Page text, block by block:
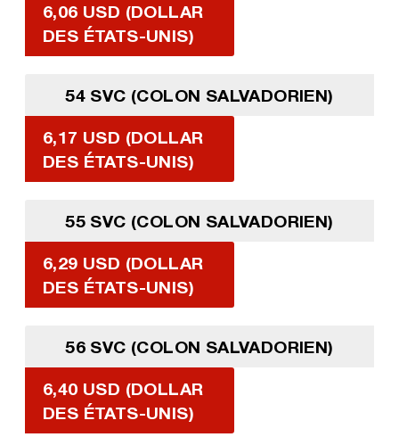
6,06 USD (DOLLAR
DES ÉTATS-UNIS)
54 SVC (COLON SALVADORIEN)
6,17 USD (DOLLAR
DES ÉTATS-UNIS)
55 SVC (COLON SALVADORIEN)
6,29 USD (DOLLAR
DES ÉTATS-UNIS)
56 SVC (COLON SALVADORIEN)
6,40 USD (DOLLAR
DES ÉTATS-UNIS)